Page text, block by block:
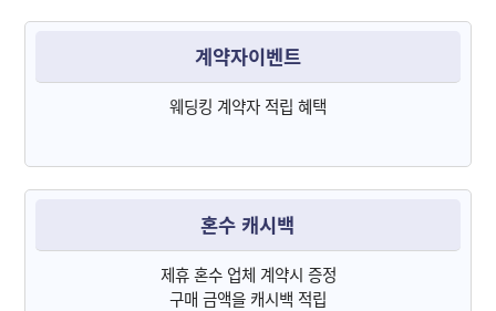
계약자이벤트
웨딩킹 계약자 적립 혜택
혼수 캐시백
제휴 혼수 업체 계약시 증정
구매 금액을 캐시백 적립